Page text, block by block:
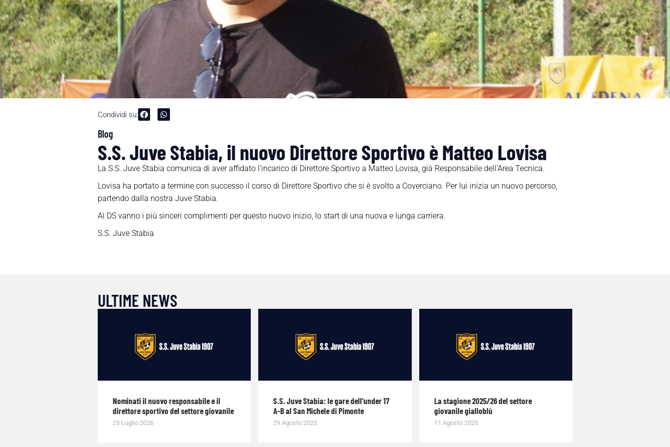
Condividi su:
Blog
S.S. Juve Stabia, il nuovo Direttore Sportivo è Matteo Lovisa
La S.S. Juve Stabia comunica di aver affidato l’incarico di Direttore Sportivo a Matteo Lovisa, già Responsabile dell’Area Tecnica.
Lovisa ha portato a termine con successo il corso di Direttore Sportivo che si è svolto a Coverciano. Per lui inizia un nuovo percorso,
partendo dalla nostra Juve Stabia.
Al DS vanno i più sinceri complimenti per questo nuovo inizio, lo start di una nuova e lunga carriera.
S.S. Juve Stabia
ULTIME NEWS
Nominati il nuovo responsabile e il
direttore sportivo del settore giovanile
25 Luglio 2026
S.S. Juve Stabia: le gare dell’under 17
A-B al San Michele di Pimonte
29 Agosto 2025
La stagione 2025/26 del settore
giovanile gialloblù
11 Agosto 2025